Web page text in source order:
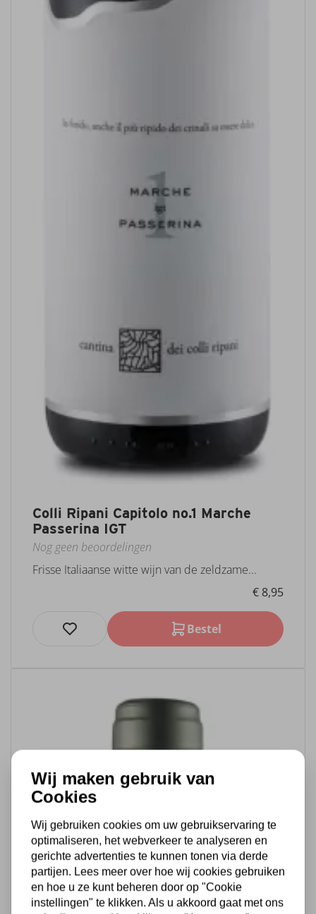
Colli Ripani Capitolo no.1 Marche
Passerina IGT
Nog geen beoordelingen
Frisse Italiaanse witte wijn van de zeldzame...
€ 8,95
Bestel
Wij maken gebruik van
Cookies
Wij gebruiken cookies om uw gebruikservaring te
optimaliseren, het webverkeer te analyseren en
gerichte advertenties te kunnen tonen via derde
partijen. Lees meer over hoe wij cookies gebruiken
en hoe u ze kunt beheren door op "Cookie
instellingen" te klikken. Als u akkoord gaat met ons